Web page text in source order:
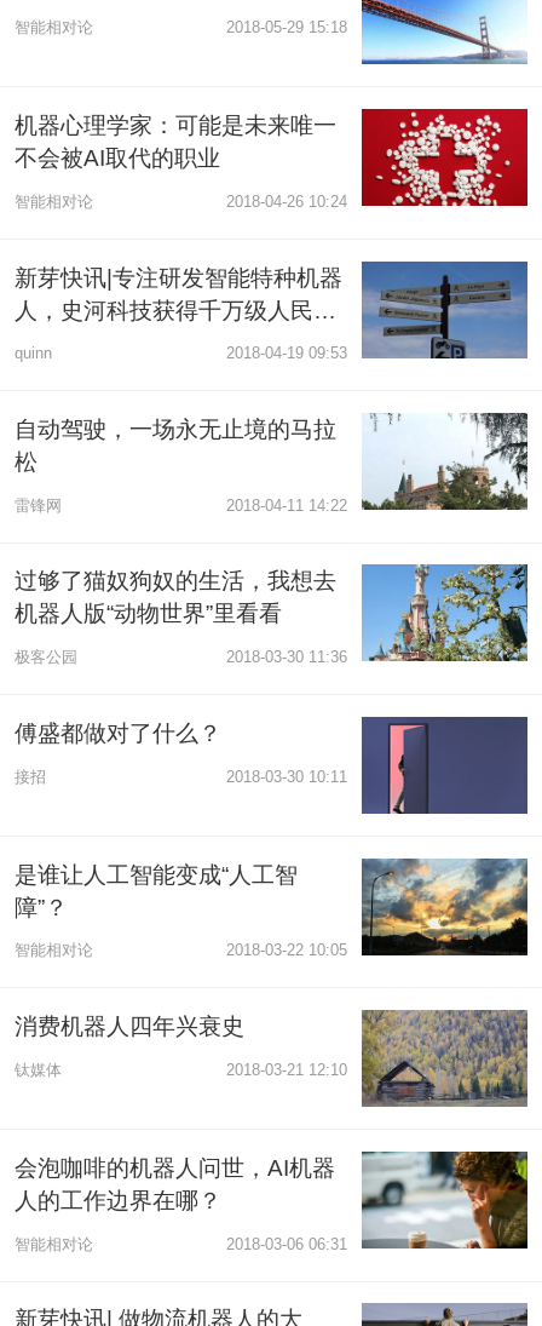
智能相对论 2018-05-29 15:18
机器心理学家：可能是未来唯一
不会被AI取代的职业
智能相对论 2018-04-26 10:24
新芽快讯|专注研发智能特种机器
人，史河科技获得千万级人民币
天使轮融资
quinn 2018-04-19 09:53
自动驾驶，一场永无止境的马拉
松
雷锋网 2018-04-11 14:22
过够了猫奴狗奴的生活，我想去
机器人版“动物世界”里看看
极客公园 2018-03-30 11:36
傅盛都做对了什么？
接招 2018-03-30 10:11
是谁让人工智能变成“人工智
障”？
智能相对论 2018-03-22 10:05
消费机器人四年兴衰史
钛媒体 2018-03-21 12:10
会泡咖啡的机器人问世，AI机器
人的工作边界在哪？
智能相对论 2018-03-06 06:31
新芽快讯| 做物流机器人的大